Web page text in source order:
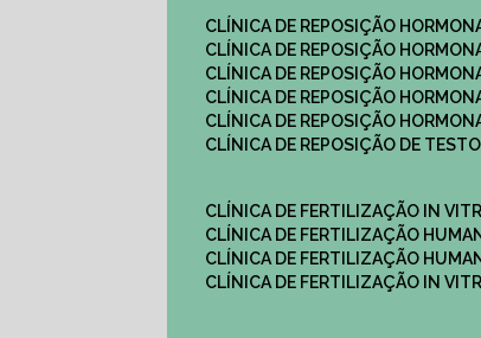
CLÍNICA DE REPOSIÇÃO
CLÍNICA DE REPOSIÇÃO
CLÍNICA DE REPOSIÇÃO
CLÍNICA DE REPOSIÇÃO
CLÍNICA DE REPOSIÇÃO
CLÍNICA DE REPOSIÇÃO DE
CLÍNICA DE FERTILIZAÇÃO IN
CLÍNICA DE FERTILIZAÇÃO
CLÍNICA DE FERTILIZAÇÃO
CLÍNICA DE FERTILIZAÇÃO IN